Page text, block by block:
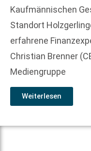
Kaufmännischen
Standort
erfahrene
Christian Brenner
Mediengruppe
Weiterlesen